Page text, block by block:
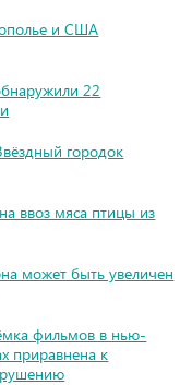
и США
22
городок
ввоз мяса птицы из
может быть увеличен
фильмов в нью-
приравнена к